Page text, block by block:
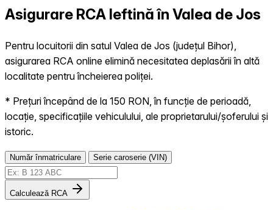
Asigurare RCA Ieftină în Valea de Jos
Pentru locuitorii din satul Valea de Jos (județul Bihor),
asigurarea RCA online elimină necesitatea deplasării în altă
localitate pentru încheierea poliței.
* Prețuri începând de la 150 RON, în funcție de perioadă,
locație, specificațiile vehiculului, ale proprietarului/șoferului și
istoric.
Număr înmatriculare Serie caroserie (VIN)
Calculează RCA